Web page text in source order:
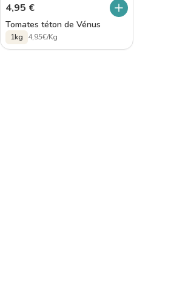
4,95 €
Tomates téton de Vénus
1kg 4,95€/Kg